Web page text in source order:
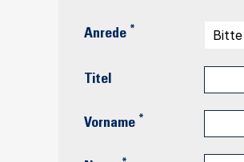
Anrede *
Titel
Vorname *